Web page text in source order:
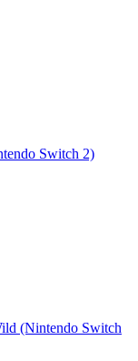
Switch 2)
(Nintendo Switch